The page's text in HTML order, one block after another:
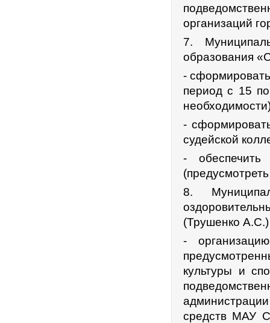
организаций
7.
образования
-
период с 15
-
судейской
-
8.
(Трушенко А.С.)
-
культуры и
средств МАУ